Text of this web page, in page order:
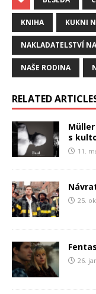
KNIHA KUKNI
NAKLADATELSTVÍ
NAŠE RODINA
RELATED
s
11.
25.
26.